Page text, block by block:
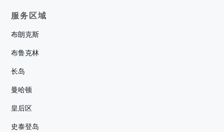
服务区域
布朗克斯
布鲁克林
长岛
曼哈顿
皇后区
史泰登岛